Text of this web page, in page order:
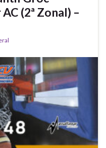
(2ª Zonal) –